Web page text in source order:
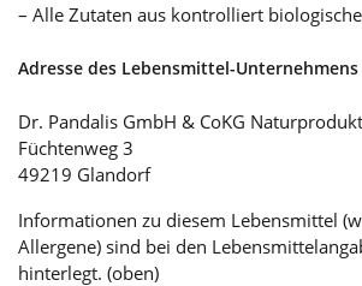
– Alle Zutaten aus kontrolliert
Adresse des Lebensmittel-Unternehmens
Dr. Pandalis GmbH & CoKG
Füchtenweg 3
49219 Glandorf
Informationen zu diesem Lebensmittel
Allergene) sind bei den
hinterlegt. (oben)